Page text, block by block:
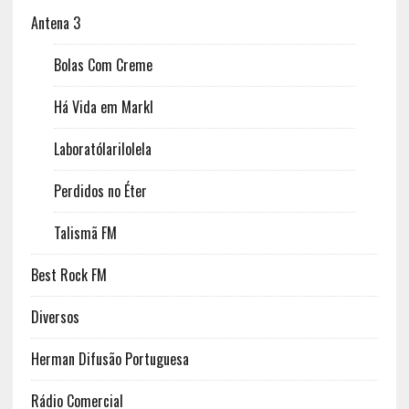
Antena 3
Bolas Com Creme
Há Vida em Markl
Laboratólarilolela
Perdidos no Éter
Talismã FM
Best Rock FM
Diversos
Herman Difusão Portuguesa
Rádio Comercial